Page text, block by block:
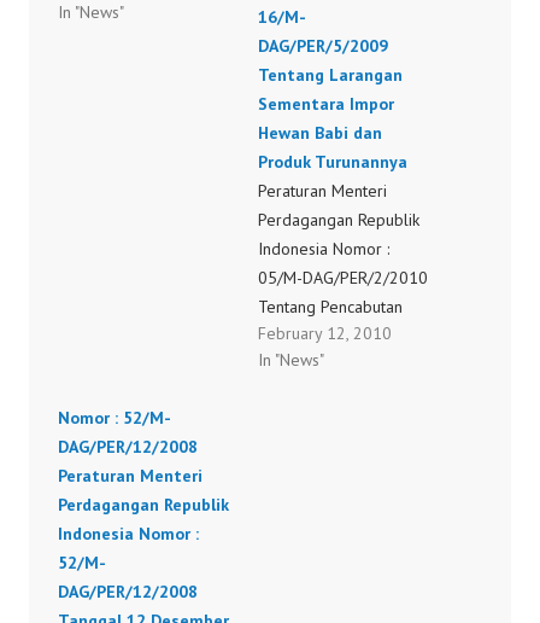
39/M-DAG/PER/9/2009
Perdagangan Nomor
05/M-DAG/PER/4/2005
Tentang…
In "News"
16/M-
DAG/PER/5/2009
Tentang Larangan
Sementara Impor
Hewan Babi dan
Produk Turunannya
Peraturan Menteri
Perdagangan Republik
Indonesia Nomor :
05/M-DAG/PER/2/2010
Tentang Pencabutan
Peraturan Menteri
Perdagangan Nomor
February 12, 2010
In "News"
Nomor : 52/M-
DAG/PER/12/2008
Peraturan Menteri
Perdagangan Republik
Indonesia Nomor :
52/M-
DAG/PER/12/2008